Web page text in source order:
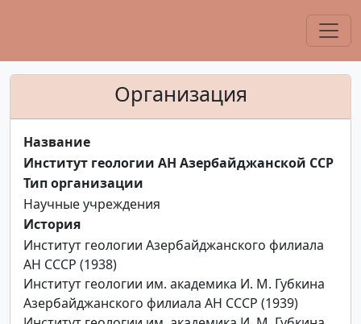
Организация
Название
Институт геологии АН Азербайджанской ССР
Тип организации
Научные учреждения
История
Институт геологии Азербайджанского филиала
АН СССР (1938)
Институт геологии им. академика И. М. Губкина
Азербайджанского филиала АН СССР (1939)